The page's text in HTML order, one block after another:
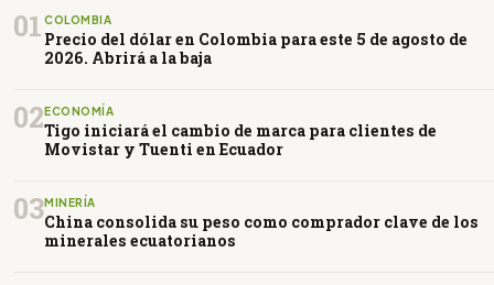
01 COLOMBIA
Precio del dólar en Colombia para este 5 de agosto de
2026. Abrirá a la baja
02 ECONOMÍA
Tigo iniciará el cambio de marca para clientes de
Movistar y Tuenti en Ecuador
03MINERÍA
China consolida su peso como comprador clave de los
minerales ecuatorianos